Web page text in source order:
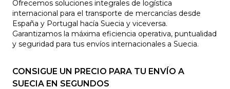
Ofrecemos soluciones integrales de logística
internacional para el transporte de mercancías desde
España y Portugal hacía Suecia y viceversa.
Garantizamos la máxima eficiencia operativa, puntualidad
y seguridad para tus envíos internacionales a Suecia.
CONSIGUE UN PRECIO PARA TU ENVÍO A
SUECIA EN SEGUNDOS